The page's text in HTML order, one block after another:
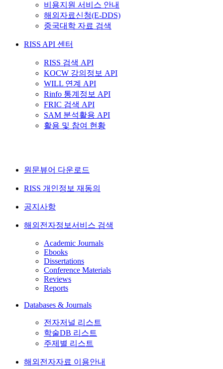
비용지원 서비스 안내
해외자료신청(E-DDS)
중국대학 자료 검색
RISS API 센터
RISS 검색 API
KOCW 강의정보 API
WILL 연계 API
Rinfo 통계정보 API
FRIC 검색 API
SAM 분석활용 API
활용 및 참여 현황
원문뷰어 다운로드
RISS 개인정보 재동의
공지사항
해외전자정보서비스 검색
Academic Journals
Ebooks
Dissertations
Conference Materials
Reviews
Reports
Databases & Journals
전자저널 리스트
학술DB 리스트
주제별 리스트
해외전자자료 이용안내